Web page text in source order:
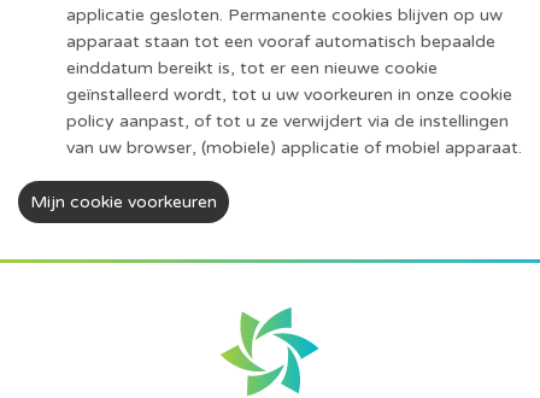
applicatie gesloten. Permanente cookies blijven op uw
apparaat staan tot een vooraf automatisch bepaalde
einddatum bereikt is, tot er een nieuwe cookie
geïnstalleerd wordt, tot u uw voorkeuren in onze cookie
policy aanpast, of tot u ze verwijdert via de instellingen
van uw browser, (mobiele) applicatie of mobiel apparaat.
Mijn cookie voorkeuren